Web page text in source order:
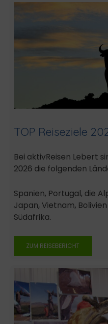
TOP Reiseziele
Bei aktivReisen Lebert
2026 die folgenden
Spanien, Portugal, die
Japan, Vietnam,
Südafrika.
ZUM REISEBERICHT